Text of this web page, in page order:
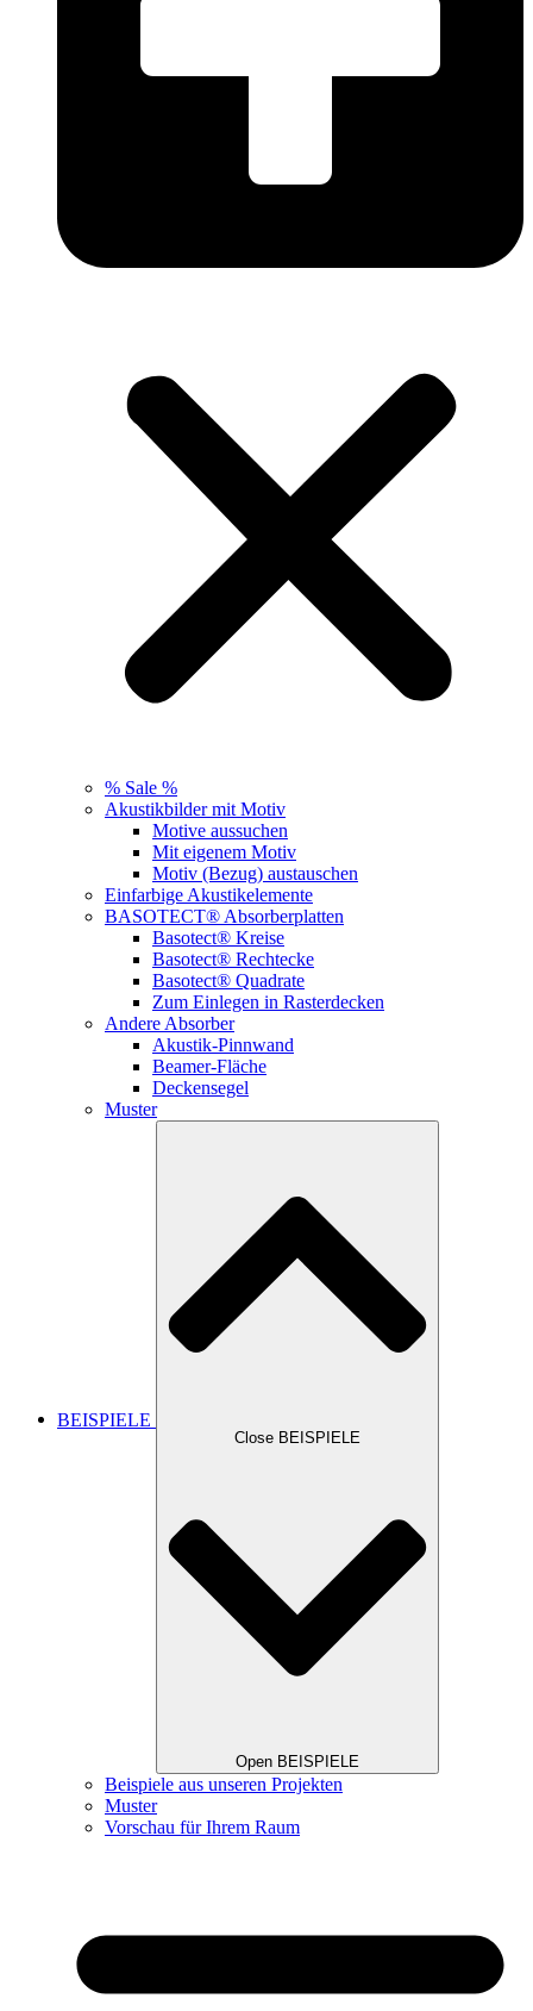
% Sale %
Akustikbilder mit Motiv
Motive aussuchen
Mit eigenem Motiv
Motiv (Bezug) austauschen
Einfarbige Akustikelemente
BASOTECT® Absorberplatten
Basotect® Kreise
Basotect® Rechtecke
Basotect® Quadrate
Zum Einlegen in Rasterdecken
Andere Absorber
Akustik-Pinnwand
Beamer-Fläche
Deckensegel
Muster
BEISPIELE
Close BEISPIELE
Open BEISPIELE
Beispiele aus unseren Projekten
Muster
Vorschau für Ihrem Raum